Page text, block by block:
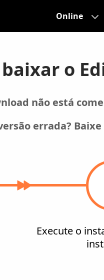
Online
o
não está
errada?
Execute o